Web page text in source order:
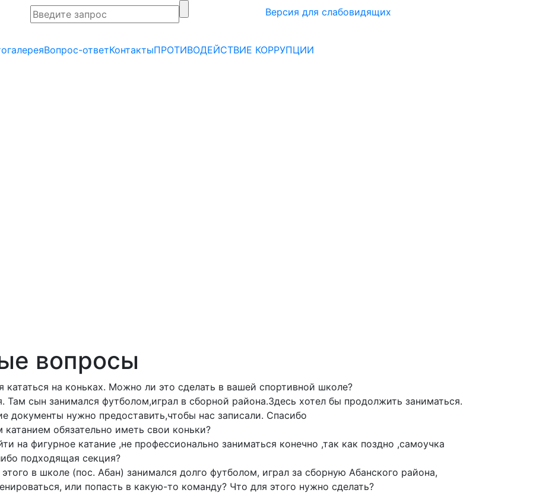
Версия для слабовидящих
Вопрос-ответКонтактыПРОТИВОДЕЙСТВИЕ КОРРУПЦИИ
вопросы
кататься на коньках. Можно ли это сделать в вашей спортивной школе?
Там сын занимался футболом,играл в сборной района.Здесь хотел бы продолжить заниматься.
документы нужно предоставить,чтобы нас записали. Спасибо
обязательно иметь свои коньки?
на фигурное катание ,не профессионально заниматься конечно ,так как поздно ,самоучка
подходящая секция?
в школе (пос. Абан) занимался долго футболом, играл за сборную Абанского района,
или попасть в какую-то команду? Что для этого нужно сделать?